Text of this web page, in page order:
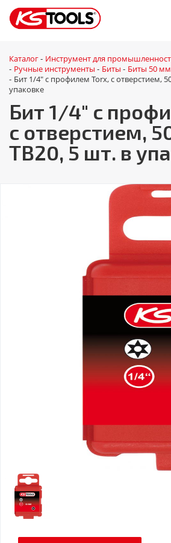
Каталог - Инструмент для
- Ручные инструменты - Биты - Биты 50 мм
- Бит 1/4" с профилем Torx, с отверстием,
упаковке
Бит 1/4" с
с отверстием,
ТВ20, 5 шт. в